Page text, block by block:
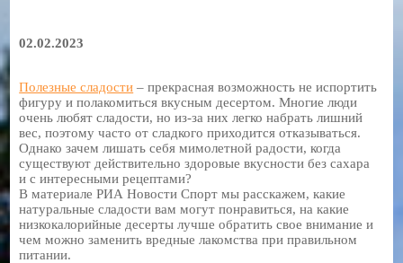
02.02.2023
Полезные сладости – прекрасная возможность не испортить
фигуру и полакомиться вкусным десертом. Многие люди
очень любят сладости, но из-за них легко набрать лишний
вес, поэтому часто от сладкого приходится отказываться.
Однако зачем лишать себя мимолетной радости, когда
существуют действительно здоровые вкусности без сахара
и с интересными рецептами?
В материале РИА Новости Спорт мы расскажем, какие
натуральные сладости вам могут понравиться, на какие
низкокалорийные десерты лучше обратить свое внимание и
чем можно заменить вредные лакомства при правильном
питании.